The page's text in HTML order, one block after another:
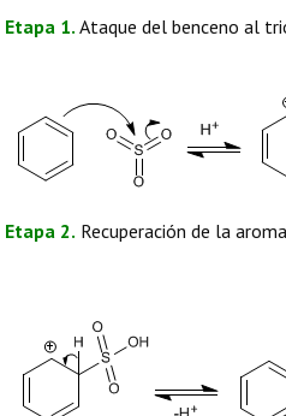
Etapa 1. Ataque del benceno al
Etapa 2. Recuperación de la